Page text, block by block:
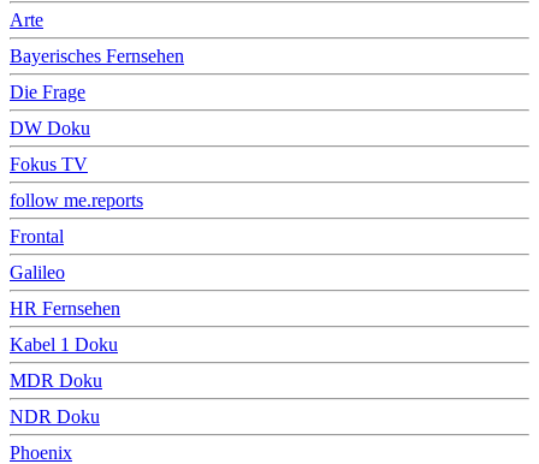
Arte
Bayerisches Fernsehen
Die Frage
DW Doku
Fokus TV
follow me.reports
Frontal
Galileo
HR Fernsehen
Kabel 1 Doku
MDR Doku
NDR Doku
Phoenix